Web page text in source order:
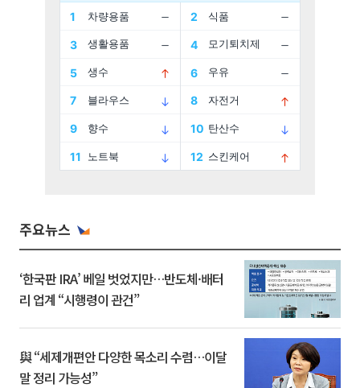
주요뉴스
‘한국판 IRA’ 베일 벗었지만…반도체·배터
리 업계 “시행령이 관건”
與 “세제개편안 다양한 목소리 수렴…이달
말 정리 가능성”